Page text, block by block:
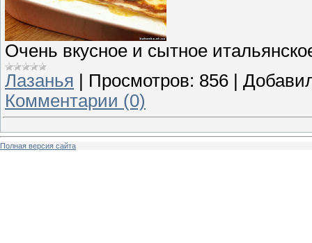
Очень вкусное и сытное
Лазанья | Просмотров: 856 |
Комментарии (0)
Полная версия сайта